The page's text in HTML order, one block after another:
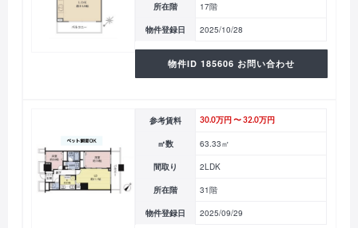
所在階 17階
物件登録日 2025/10/28
物件ID 185606 お問い合わせ
参考賃料 30.0万円 〜 32.0万円
㎡数 63.33㎡
間取り 2LDK
所在階 31階
物件登録日 2025/09/29